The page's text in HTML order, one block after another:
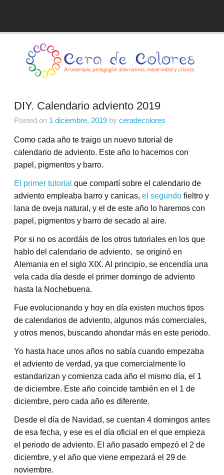
DIY. Calendario adviento 2019
Posted on 1 diciembre, 2019 by ceradecolores
Como cada año te traigo un nuevo tutorial de
calendario de adviento. Este año lo hacemos con
papel, pigmentos y barro.
El primer tutorial que compartí sobre el calendario de
adviento empleaba barro y canicas, el segundo fieltro y
lana de oveja natural, y el de este año lo haremos con
papel, pigmentos y barro de secado al aire.
Por si no os acordáis de los otros tutoriales en los que
hablo del calendario de adviento, se originó en
Alemania en el siglo XIX. Al principio, se encendía una
vela cada día desde el primer domingo de adviento
hasta la Nochebuena.
Fue evolucionando y hoy en día existen muchos tipos
de calendarios de adviento, algunos más comerciales,
y otros menos, buscando ahondar más en este periodo.
Yo hasta hace unos años no sabía cuando empezaba
el adviento de verdad, ya que comercialmente lo
estandarizan y comienza cada año el mismo día, el 1
de diciembre. Este año coincide también en el 1 de
diciembre, pero cada año es diferente.
Desde el día de Navidad, se cuentan 4 domingos antes
de esa fecha, y ese es el día oficial en el que empieza
el periodo de adviento. El año pasado empezó el 2 de
diciembre, y el año que viene empezará el 29 de
noviembre.